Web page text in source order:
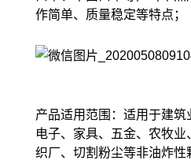
作简单、质量稳定等特点；
产品适用范围：适用于建筑
电子、家具、五金、农牧
织厂、切割粉尘等非油炸